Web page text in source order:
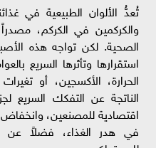
تُعدُّ الألوان الطبيعية في
والكركمين في الكركم، مصدراً
الصحية. لكن تواجه هذه
استقرارها وتأثرها السريع
الناتجة عن التفكك السريع
اقتصادية للمصنعين، وانخفاض
في هدر الغذاء، فضلاً عن